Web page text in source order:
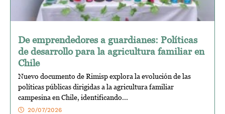
De emprendedores a guardianes: Políticas
de desarrollo para la agricultura familiar en
Chile
Nuevo documento de Rimisp explora la evolución de las
políticas públicas dirigidas a la agricultura familiar
campesina en Chile, identificando...
20/07/2026